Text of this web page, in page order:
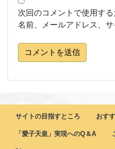
次回のコメントで使用す
名前、メールアドレス、サ
コメントを送信
サイトの目指すところ おす
「愛子天皇」実現へのQ＆A